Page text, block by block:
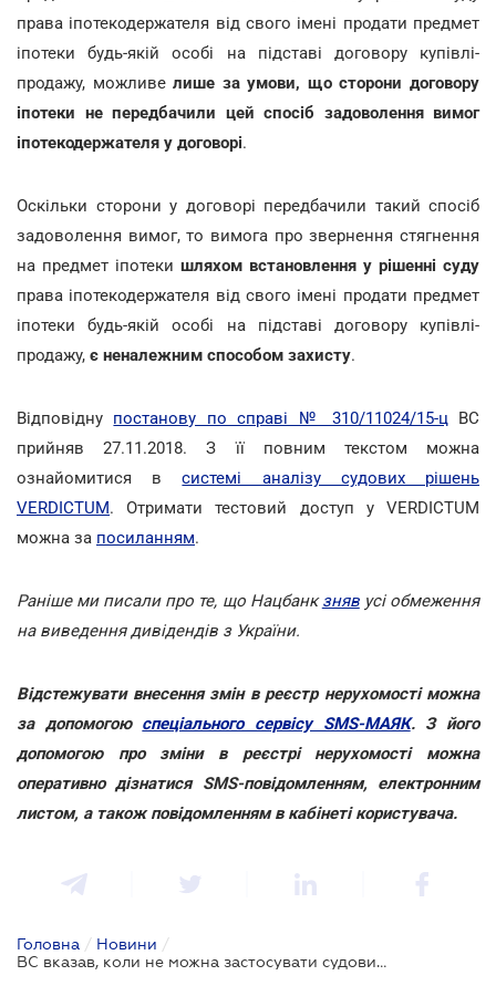
права іпотекодержателя від свого імені продати предмет
іпотеки будь-якій особі на підставі договору купівлі-
продажу, можливелише за умови, що сторони договору
іпотеки не передбачили цей спосіб задоволення вимог
іпотекодержателя у договорі.
Оскільки сторони у договорі передбачили такий спосіб
задоволення вимог, то вимога про звернення стягнення
на предмет іпотеки шляхом встановлення у рішенні суду
права іпотекодержателя від свого імені продати предмет
іпотеки будь-якій особі на підставі договору купівлі-
продажу, є неналежним способом захисту.
Відповідну постанову по справі № 310/11024/15-цВС
прийняв 27.11.2018. З її повним текстом можна
ознайомитися всистемі аналізу судових рішень
VERDICTUM. Отримати тестовий доступ у VERDICTUM
можна за посиланням.
Раніше ми писали про те, що Нацбанкзнявусі обмеження
на виведення дивідендів з України.
Відстежувати внесення змін в реєстр нерухомості можна
за допомогою спеціального сервісу SMS-МАЯК. З його
допомогою про зміни в реєстрі нерухомості можна
оперативно дізнатися SMS-повідомленням, електронним
листом, а також повідомленням в кабінеті користувача.
Головна / Новини /
ВC вказав, коли не можна застосувати судовий спосіб звернення стягнення на предмет іпотеки